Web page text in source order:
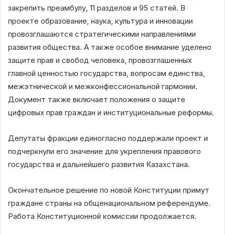
закрепить преамбулу, 11 разделов и 95 статей. В
проекте образование, наука, культура и инновации
провозглашаются стратегическими направлениями
развития общества. А также особое внимание уделено
защите прав и свобод человека, провозглашенных
главной ценностью государства, вопросам единства,
межэтнической и межконфессиональной гармонии.
Документ также включает положения о защите
цифровых прав граждан и институциональные реформы.
Депутаты фракции единогласно поддержали проект и
подчеркнули его значение для укрепления правового
государства и дальнейшего развития Казахстана.
Окончательное решение по новой Конституции примут
граждане страны на общенациональном референдуме.
Работа Конституционной комиссии продолжается.